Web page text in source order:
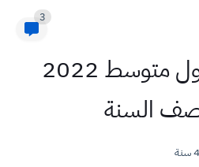
3
حذوفات صف اول متوسط 2022
السنة